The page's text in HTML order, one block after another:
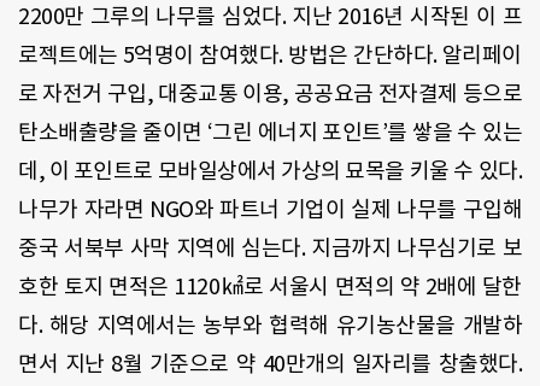
2200만 그루의 나무를 심었다. 지난 2016년 시작된 이 프
로젝트에는 5억명이 참여했다. 방법은 간단하다. 알리페이
로 자전거 구입, 대중교통 이용, 공공요금 전자결제 등으로
탄소배출량을 줄이면 ‘그린 에너지 포인트’를 쌓을 수 있는
데, 이 포인트로 모바일상에서 가상의 묘목을 키울 수 있다.
나무가 자라면 NGO와 파트너 기업이 실제 나무를 구입해
중국 서북부 사막 지역에 심는다. 지금까지 나무심기로 보
호한 토지 면적은 1120㎢로 서울시 면적의 약 2배에 달한
다. 해당 지역에서는 농부와 협력해 유기농산물을 개발하
면서 지난 8월 기준으로 약 40만개의 일자리를 창출했다.